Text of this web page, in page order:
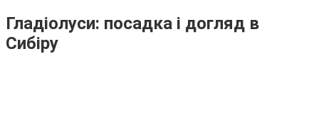
Гладіолуси: посадка і догляд в
Сибіру